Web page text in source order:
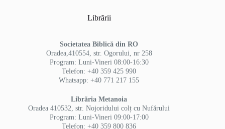
Librării
Societatea Biblică din RO
Oradea,410554, str. Ogorului, nr 258
Program: Luni-Vineri 08:00-16:30
Telefon: +40 359 425 990
Whatsapp: +40 771 217 155
Librăria Metanoia
Oradea 410532, str. Nojoridului colț cu Nufărului
Program: Luni-Vineri 09:00-17:00
Telefon: +40 359 800 836